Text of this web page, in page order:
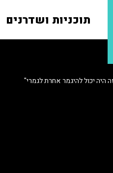
תוכניות ושדרנים
היה יכול להיגמר אחרת לגמרי"